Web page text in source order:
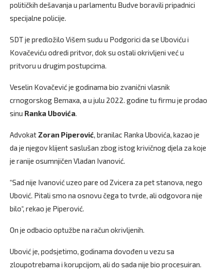
političkih dešavanja u parlamentu Budve boravili pripadnici
specijalne policije.
SDT je predložilo Višem sudu u Podgorici da se Uboviću i
Kovačeviću odredi pritvor, dok su ostali okrivljeni već u
pritvoru u drugim postupcima.
Veselin Kovačević je godinama bio zvanični vlasnik
crnogorskog Bemaxa, a u julu 2022. godine tu firmu je prodao
sinu Ranka Ubovića.
Advokat Zoran Piperović, branilac Ranka Ubovića, kazao je
da je njegov klijent saslušan zbog istog krivičnog djela za koje
je ranije osumnjičen Vladan Ivanović.
“Sad nije Ivanović uzeo pare od Zvicera za pet stanova, nego
Ubović. Pitali smo na osnovu čega to tvrde, ali odgovora nije
bilo“, rekao je Piperović.
On je odbacio optužbe na račun okrivljenih.
Ubović je, podsjetimo, godinama dovođen u vezu sa
zloupotrebama i korupcijom, ali do sada nije bio procesuiran.